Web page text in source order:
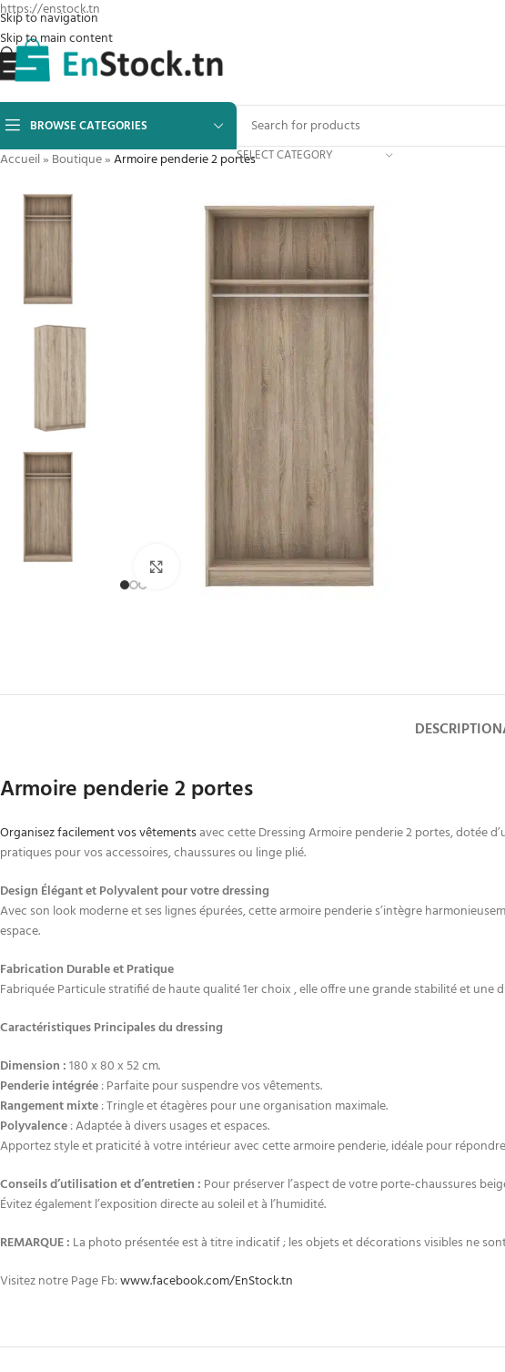
https://enstock.tn
Skip to navigation
Skip to main content
BROWSE CATEGORIES
SELECT CATEGORY
Accueil» Boutique»Armoire penderie 2 portes
Click to enlarge
DESCRIPTION
Armoire penderie 2 portes
Organisez facilement vos vêtementsavec cette Dressing Armoire penderie 2 portes, dotée
pratiques pour vos accessoires, chaussures ou linge plié.
Design Élégant et Polyvalent pour votre dressing
Avec son look moderne et ses lignes épurées, cette armoire penderie s’intègre
espace.
Fabrication Durable et Pratique
Fabriquée Particule stratifié de haute qualité 1er choix , elle offre une grande stabilité et
Caractéristiques Principales du dressing
Dimension :180 x 80 x 52 cm.
Penderie intégrée: Parfaite pour suspendre vos vêtements.
Rangement mixte: Tringle et étagères pour une organisation maximale.
Polyvalence: Adaptée à divers usages et espaces.
Apportez style et praticité à votre intérieur avec cette armoire penderie, idéale pour
Conseils d’utilisation et d’entretien : Pour préserver l’aspect de votre porte-chaussures
Évitez également l’exposition directe au soleil et à l’humidité.
REMARQUE : La photo présentée est à titre indicatif ; les objets et décorations visibles ne
Visitez notre Page Fb:www.facebook.com/EnStock.tn